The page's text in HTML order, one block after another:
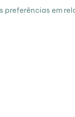
preferências em